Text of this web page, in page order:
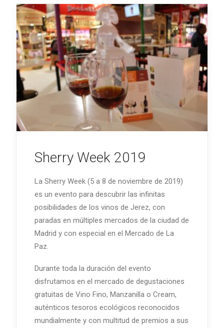
Sherry Week 2019
La Sherry Week (5 a 8 de noviembre de 2019)
es un evento para descubrir las infinitas
posibilidades de los vinos de Jerez, con
paradas en múltiples mercados de la ciudad de
Madrid y con especial en el Mercado de La
Paz.
Durante toda la duración del evento
disfrutamos en el mercado de degustaciones
gratuitas de Vino Fino, Manzanilla o Cream,
auténticos tesoros ecológicos reconocidos
mundialmente y con multitud de premios a sus